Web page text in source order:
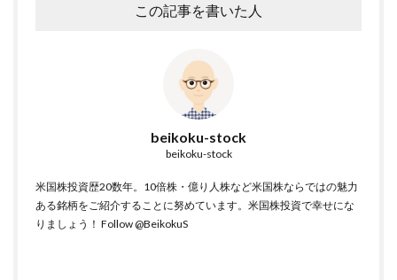
この記事を書いた人
beikoku-stock
beikoku-stock
米国株投資歴20数年。10倍株・億り人株など米国株ならではの魅力
ある銘柄をご紹介することに努めています。米国株投資で幸せにな
りましょう！ Follow @BeikokuS